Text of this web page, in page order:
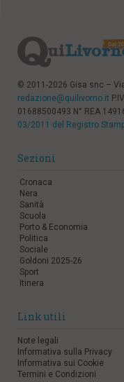
© 2011-2026 Gisa snc –
redazione@quilivorno.it
01688500493 N° REA
03/2011 del Registro
Sezioni
Cronaca
Nera
Sanità
Scuola
Porto & Economia
Politica
Sociale
Goldoni 2025-26
Sport
Itinera
Link utili
Note legali
Informativa sulla Privacy
Informativa sui Cookie
Termini e Condizioni